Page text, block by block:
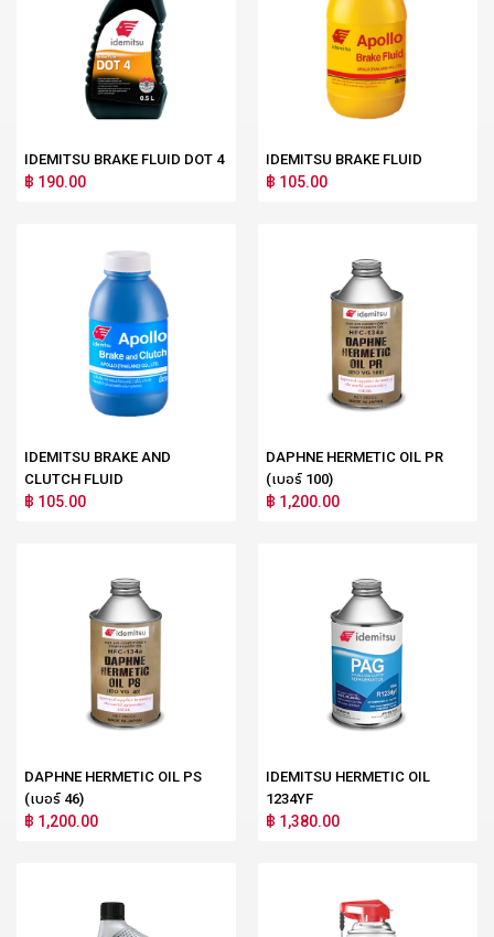
IDEMITSU BRAKE FLUID DOT 4
฿ 190.00
IDEMITSU BRAKE FLUID
฿ 105.00
IDEMITSU BRAKE AND
CLUTCH FLUID
฿ 105.00
DAPHNE HERMETIC OIL PR
(เบอร์ 100)
฿ 1,200.00
DAPHNE HERMETIC OIL PS
(เบอร์ 46)
฿ 1,200.00
IDEMITSU HERMETIC OIL
1234YF
฿ 1,380.00